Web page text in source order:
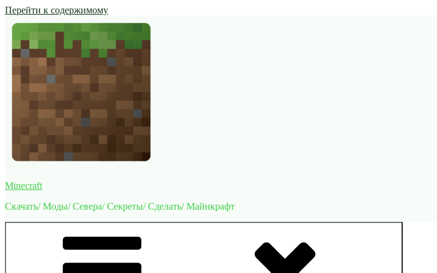
Перейти к содержимому
Minecraft
Скачать/ Моды/ Севера/ Секреты/ Сделать/ Майнкрафт